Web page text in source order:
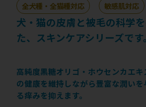
全犬種・全猫種対応 敏感肌対応
犬・猫の皮膚と被毛の科学
た、スキンケアシリーズです。
高純度黒糖オリゴ・ホウセンカエ
の健康を維持しながら豊富な潤い
る痒みを抑えます。